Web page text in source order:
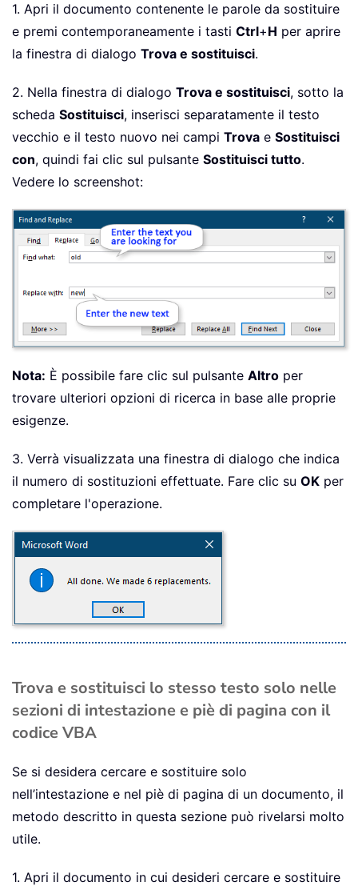
1. Apri il documento contenente le parole da sostituire
e premi contemporaneamente i tasti Ctrl+H per aprire
la finestra di dialogo Trova e sostituisci.
2. Nella finestra di dialogo Trova e sostituisci, sotto la
scheda Sostituisci, inserisci separatamente il testo
vecchio e il testo nuovo nei campi Trova e Sostituisci
con, quindi fai clic sul pulsante Sostituisci tutto.
Vedere lo screenshot:
Nota: È possibile fare clic sul pulsante Altro per
trovare ulteriori opzioni di ricerca in base alle proprie
esigenze.
3. Verrà visualizzata una finestra di dialogo che indica
il numero di sostituzioni effettuate. Fare clic su OK per
completare l'operazione.
Trova e sostituisci lo stesso testo solo nelle
sezioni di intestazione e piè di pagina con il
codice VBA
Se si desidera cercare e sostituire solo
nell’intestazione e nel piè di pagina di un documento, il
metodo descritto in questa sezione può rivelarsi molto
utile.
1. Apri il documento in cui desideri cercare e sostituire